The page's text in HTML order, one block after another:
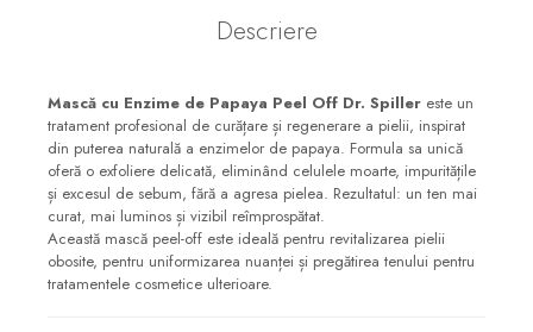
Descriere
Mască cu Enzime de Papaya Peel Off Dr. Spiller este un
tratament profesional de curățare și regenerare a pielii, inspirat
din puterea naturală a enzimelor de papaya. Formula sa unică
oferă o exfoliere delicată, eliminând celulele moarte, impuritățile
și excesul de sebum, fără a agresa pielea. Rezultatul: un ten mai
curat, mai luminos și vizibil reîmprospătat.
Această mască peel-off este ideală pentru revitalizarea pielii
obosite, pentru uniformizarea nuanței și pregătirea tenului pentru
tratamentele cosmetice ulterioare.